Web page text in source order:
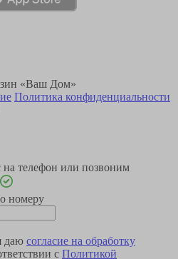
«Ваш Дом»
Политика конфиденциальности
телефон или позвоним
номеру
даю согласие на обработку
с Политикой